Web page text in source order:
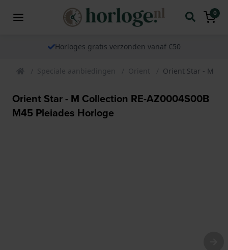
0
Horloges gratis verzonden vanaf €50
Speciale aanbiedingen Orient Orient Star - M
Orient Star - M Collection RE-AZ0004S00B
M45 Pleiades Horloge